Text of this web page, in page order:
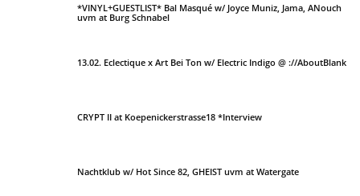
*VINYL+GUESTLIST* Bal Masqué w/ Joyce Muniz, Jama, ANouch
uvm at Burg Schnabel
13.02. Eclectique x Art Bei Ton w/ Electric Indigo @ ://AboutBlank
CRYPT II at Koepenickerstrasse18 *Interview
Nachtklub w/ Hot Since 82, GHEIST uvm at Watergate